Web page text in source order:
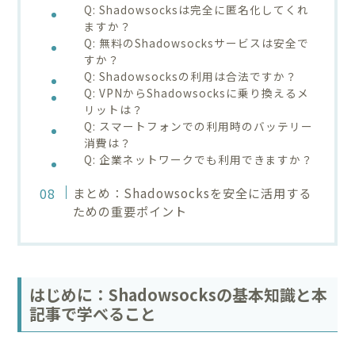
Q: Shadowsocksは完全に匿名化してくれ
ますか？
Q: 無料のShadowsocksサービスは安全で
すか？
Q: Shadowsocksの利用は合法ですか？
Q: VPNからShadowsocksに乗り換えるメ
リットは？
Q: スマートフォンでの利用時のバッテリー
消費は？
Q: 企業ネットワークでも利用できますか？
まとめ：Shadowsocksを安全に活用する
ための重要ポイント
はじめに：Shadowsocksの基本知識と本
記事で学べること